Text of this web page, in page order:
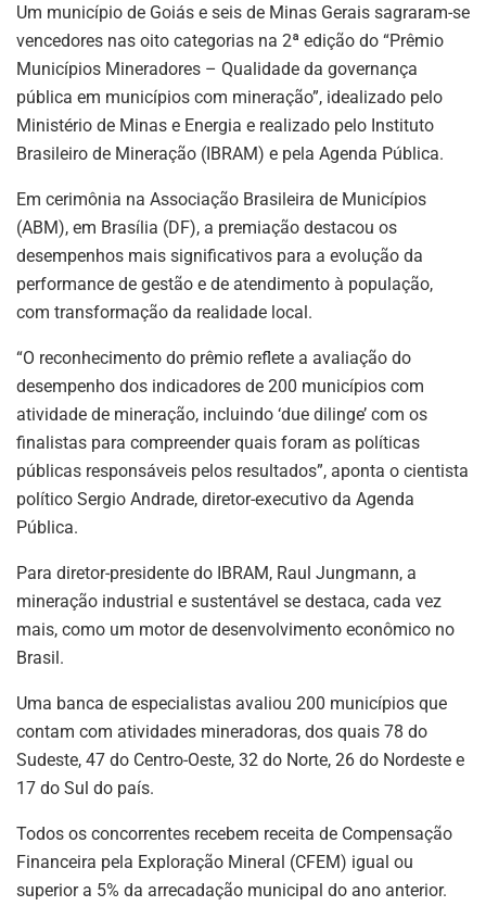
at
s
A
p
p
k
e
dI
n
c
e
b
o
o
k
e
gr
a
m
ai
l
ar
e
Um município de Goiás e seis de Minas Gerais sagraram-se
vencedores nas oito categorias na 2ª edição do “Prêmio
Municípios Mineradores – Qualidade da governança
pública em municípios com mineração”, idealizado pelo
Ministério de Minas e Energia e realizado pelo Instituto
Brasileiro de Mineração (IBRAM) e pela Agenda Pública.
Em cerimônia na Associação Brasileira de Municípios
(ABM), em Brasília (DF), a premiação destacou os
desempenhos mais significativos para a evolução da
performance de gestão e de atendimento à população,
com transformação da realidade local.
“O reconhecimento do prêmio reflete a avaliação do
desempenho dos indicadores de 200 municípios com
atividade de mineração, incluindo ‘due dilinge’ com os
finalistas para compreender quais foram as políticas
públicas responsáveis pelos resultados”, aponta o cientista
político Sergio Andrade, diretor-executivo da Agenda
Pública.
Para diretor-presidente do IBRAM, Raul Jungmann, a
mineração industrial e sustentável se destaca, cada vez
mais, como um motor de desenvolvimento econômico no
Brasil.
Uma banca de especialistas avaliou 200 municípios que
contam com atividades mineradoras, dos quais 78 do
Sudeste, 47 do Centro-Oeste, 32 do Norte, 26 do Nordeste e
17 do Sul do país.
Todos os concorrentes recebem receita de Compensação
Financeira pela Exploração Mineral (CFEM) igual ou
superior a 5% da arrecadação municipal do ano anterior.